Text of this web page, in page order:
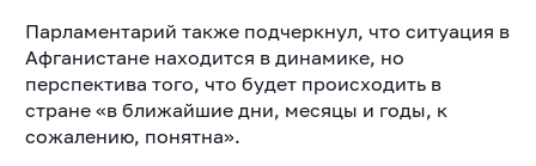
Парламентарий также подчеркнул, что ситуация в
Афганистане находится в динамике, но
перспектива того, что будет происходить в
стране «в ближайшие дни, месяцы и годы, к
сожалению, понятна».